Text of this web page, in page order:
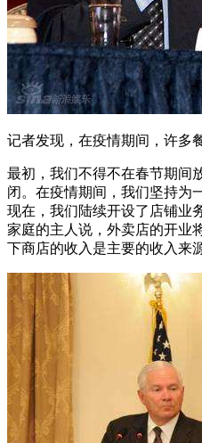
记者发现，在疫情期间，许多
最初，我们不得不在春节期间
闭。在疫情期间，我们坚持为
现在，我们陆续开设了店铺业
家庭的主人说，外卖店的开业
下商店的收入是主要的收入来源